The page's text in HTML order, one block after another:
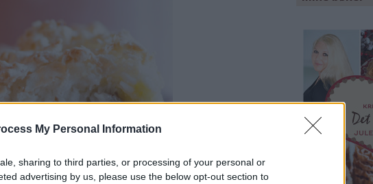
My Personal Information
sharing to third parties, or processing of your personal or
advertising by us, please use the below opt-out section to